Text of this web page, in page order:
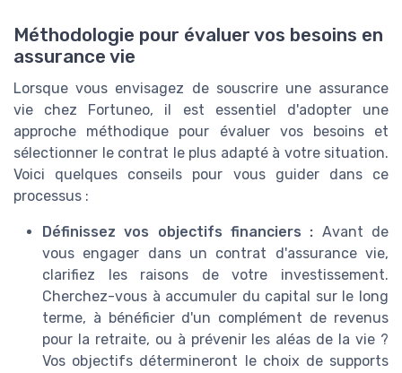
Méthodologie pour évaluer vos besoins en
assurance vie
Lorsque vous envisagez de souscrire une assurance
vie chez Fortuneo, il est essentiel d'adopter une
approche méthodique pour évaluer vos besoins et
sélectionner le contrat le plus adapté à votre situation.
Voici quelques conseils pour vous guider dans ce
processus :
Définissez vos objectifs financiers : Avant de
vous engager dans un contrat d'assurance vie,
clarifiez les raisons de votre investissement.
Cherchez-vous à accumuler du capital sur le long
terme, à bénéficier d'un complément de revenus
pour la retraite, ou à prévenir les aléas de la vie ?
Vos objectifs détermineront le choix de supports